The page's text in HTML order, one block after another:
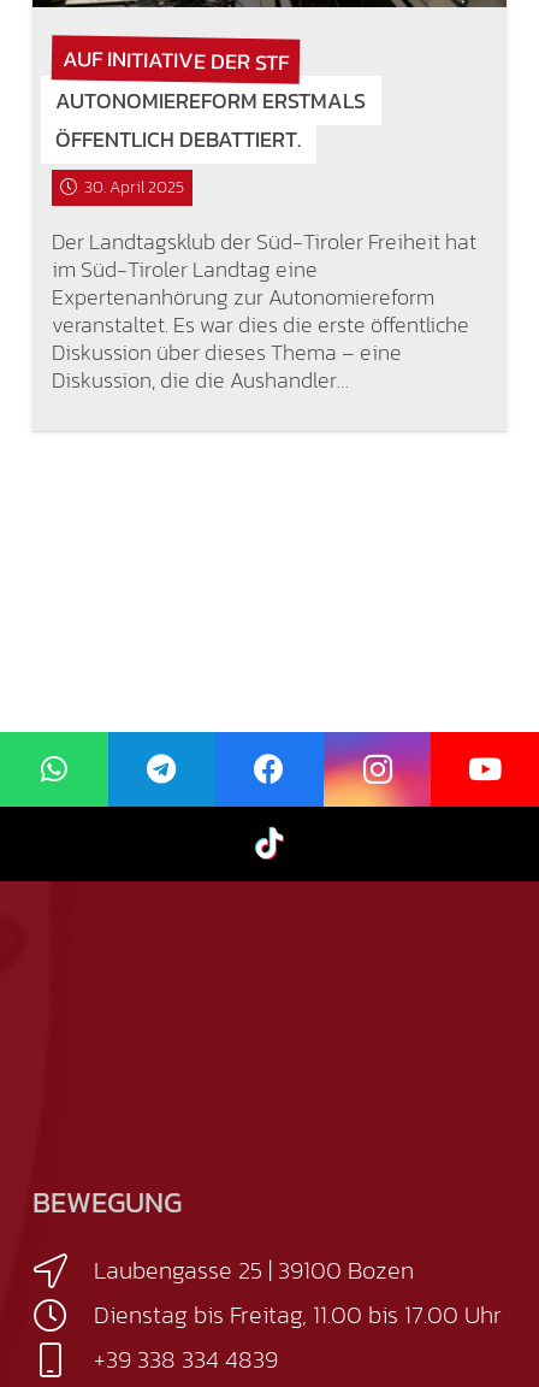
AUF INITIATIVE DER STF
AUTONOMIEREFORM ERSTMALS
ÖFFENTLICH DEBATTIERT.
30. April 2025
Der Landtagsklub der Süd-Tiroler Freiheit hat
im Süd-Tiroler Landtag eine
Expertenanhörung zur Autonomiereform
veranstaltet. Es war dies die erste öffentliche
Diskussion über dieses Thema – eine
Diskussion, die die Aushandler…
BEWEGUNG
Laubengasse 25 | 39100 Bozen
Dienstag bis Freitag, 11.00 bis 17.00 Uhr
+39 338 334 4839